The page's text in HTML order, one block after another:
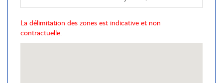
La délimitation des zones est indicative et non
contractuelle.